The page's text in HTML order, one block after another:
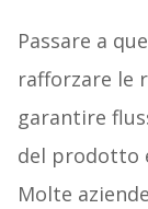
Passare a
rafforzare le
garantire
del prodotto
Molte